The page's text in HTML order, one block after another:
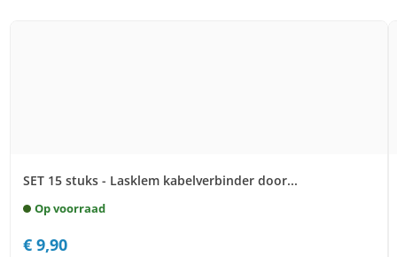
SET 15 stuks - Lasklem kabelverbinder door...
Op voorraad
€9,90